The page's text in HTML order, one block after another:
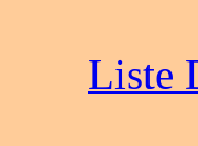
Liste